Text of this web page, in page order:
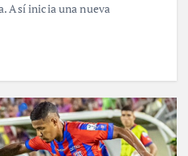
Así inicia una nueva